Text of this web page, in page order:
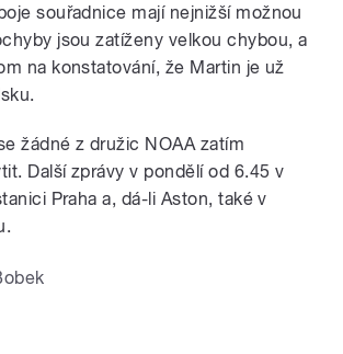
souřadnice mají nejnižší možnou
jsou zatíženy velkou chybou, a
na konstatování, že Martin je už
žádné z družic NOAA zatím
Další zprávy v pondělí od 6.45 v
Praha a, dá-li Aston, také v